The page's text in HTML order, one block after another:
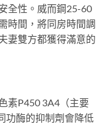
全性。威而鋼25-60
時間，將同房時間調
妻雙方都獲得滿意的
素P450 3A4（主要
功酶的抑制劑會降低